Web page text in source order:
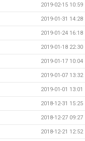
2019-02-15 10:59
2019-01-31 14:28
2019-01-24 16:18
2019-01-18 22:30
2019-01-17 10:04
2019-01-07 13:32
2019-01-01 13:01
2018-12-31 15:25
2018-12-27 09:27
2018-12-21 12:52